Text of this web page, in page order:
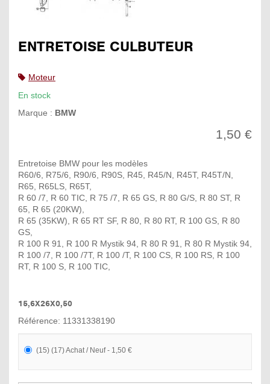
ENTRETOISE CULBUTEUR
Moteur
En stock
Marque : BMW
1,50 €
Entretoise BMW pour les modèles
R60/6, R75/6, R90/6, R90S, R45, R45/N, R45T, R45T/N,
R65, R65LS, R65T,
R 60 /7, R 60 TIC, R 75 /7, R 65 GS, R 80 G/S, R 80 ST, R
65, R 65 (20KW),
R 65 (35KW), R 65 RT SF, R 80, R 80 RT, R 100 GS, R 80
GS,
R 100 R 91, R 100 R Mystik 94, R 80 R 91, R 80 R Mystik 94,
R 100 /7, R 100 /7T, R 100 /T, R 100 CS, R 100 RS, R 100
RT, R 100 S, R 100 TIC,
15,6X26X0,50
Référence: 11331338190
(15) (17) Achat / Neuf - 1,50 €